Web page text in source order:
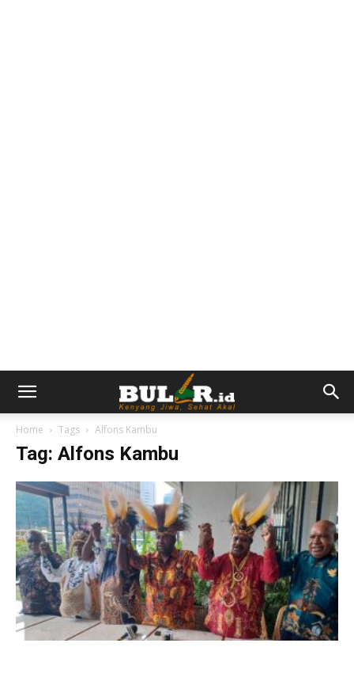
Home Tags Alfons Kambu
Tag: Alfons Kambu